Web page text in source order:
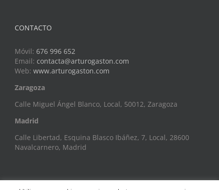
CONTACTO
Móvil: 676 996 652
Email: contacta@arturogaston.com
Web: www.arturogaston.com
Zaragoza
Calle Miguel Ángel Blanco, Local, 50012, Zaragoza
Madrid
Calle Libertad, Esquina Blasco Ibáñez, 7, Local, 28600
Navalcarnero, Madrid